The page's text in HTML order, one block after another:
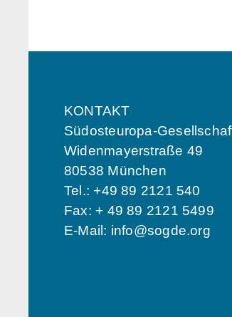
KONTAKT
Südosteuropa-
Widenmayerstraße 49
80538 München
Tel.: +49 89 2121 540
Fax: + 49 89 2121 5499
E-Mail: info@sogde.org